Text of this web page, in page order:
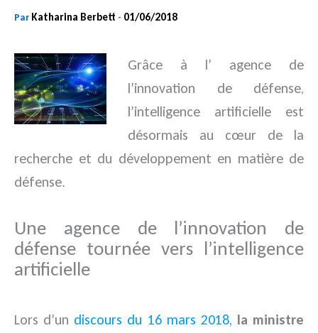
Par Katharina Berbett - 01/06/2018
Grâce à l’ agence de
l’innovation de défense,
l’intelligence artificielle est
désormais au cœur de la
recherche et du développement en matière de
défense.
Une agence de l’innovation de
défense tournée vers l’intelligence
artificielle
Lors d’un discours du 16 mars 2018, la ministre